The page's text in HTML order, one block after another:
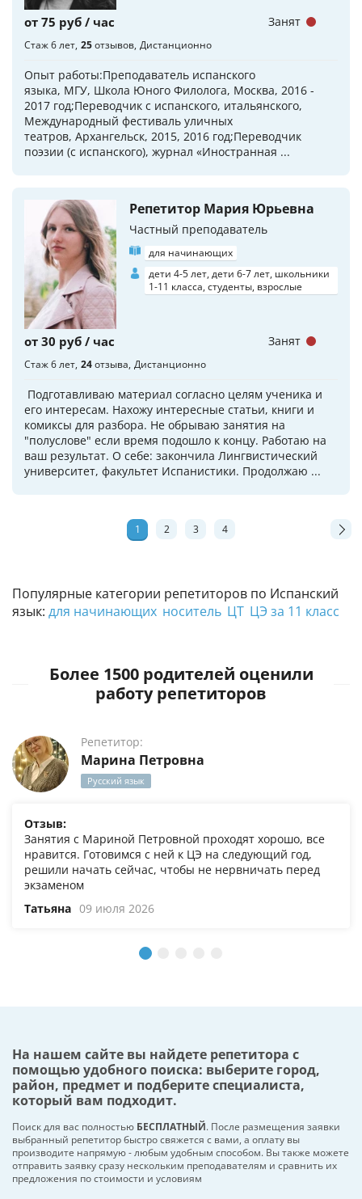
Популярные категории репетиторов по Испанский
язык: для начинающих носитель ЦТ ЦЭ за 11 класс
от 75 руб / час
Стаж 6 лет 25отзывов Дистанционно
Опыт работы:Преподаватель испанского
языка, МГУ, Школа Юного Филолога, Москва, 2016 -
2017 год;Переводчик с испанского, итальянского,
Международный фестиваль уличных
театров, Архангельск, 2015, 2016 год;Переводчик
поэзии (с испанского), журнал «Иностранная ...
Занят
Репетитор Мария Юрьевна
Частный преподаватель
для начинающих
дети 4-5 лет, дети 6-7 лет, школьники
1-11 класса, студенты, взрослые
от 30 руб / час
Стаж 6 лет 24отзыва Дистанционно
Подготавливаю материал согласно целям ученика и
его интересам. Нахожу интересные статьи, книги и
комиксы для разбора. Не обрываю занятия на
"полуслове" если время подошло к концу. Работаю на
ваш результат. О себе: закончила Лингвистический
университет, факультет Испанистики. Продолжаю ...
Занят
1 2 3 4
Более 1500 родителей оценили
работу репетиторов
Репетитор:
Марина Петровна
Русский язык
Отзыв:
Занятия с Мариной Петровной проходят хорошо, все
нравится. Готовимся с ней к ЦЭ на следующий год,
решили начать сейчас, чтобы не нервничать перед
экзаменом
Татьяна 09 июля 2026
На нашем сайте вы найдете репетитора с
помощью удобного поиска: выберите город,
район, предмет и подберите специалиста,
который вам подходит.
Поиск для вас полностью БЕСПЛАТНЫЙ. После размещения заявки
выбранный репетитор быстро свяжется с вами, а оплату вы
производите напрямую - любым удобным способом. Вы также можете
отправить заявку сразу нескольким преподавателям и сравнить их
предложения по стоимости и условиям